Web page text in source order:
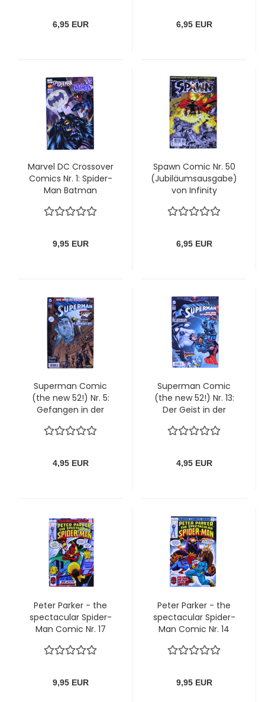
6,95 EUR 6,95 EUR
Marvel DC Crossover
Comics Nr. 1: Spider-
Man Batman
9,95 EUR
Spawn Comic Nr. 50
(Jubiläumsausgabe)
von Infinity
6,95 EUR
Superman Comic
(the new 52!) Nr. 5:
Gefangen in der
Panini
4,95 EUR
Superman Comic
(the new 52!) Nr. 13:
Der Geist in der
Einsamkeit von
4,95 EUR
Peter Parker - the
spectacular Spider-
Man Comic Nr. 17
9,95 EUR
Peter Parker - the
spectacular Spider-
Man Comic Nr. 14
9,95 EUR